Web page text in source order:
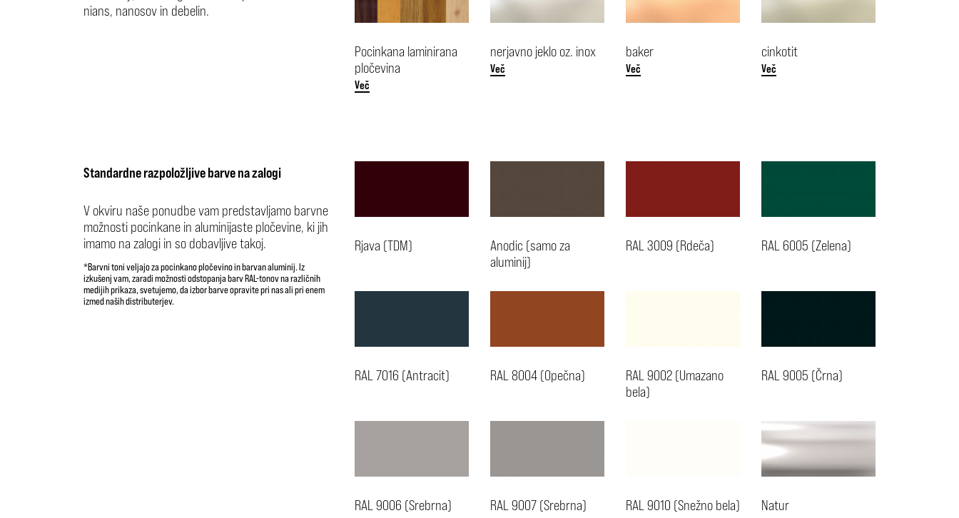
nians, nanosov in debelin.
Pocinkana laminirana
pločevina
Več
nerjavno jeklo oz. inox
Več
baker
Več
cinkotit
Več
Standardne razpoložljive barve na zalogi
V okviru naše ponudbe vam predstavljamo barvne
možnosti pocinkane in aluminijaste pločevine, ki jih
imamo na zalogi in so dobavljive takoj.
*Barvni toni veljajo za pocinkano pločevino in barvan aluminij. Iz
izkušenj vam, zaradi možnosti odstopanja barv RAL-tonov na različnih
medijih prikaza, svetujemo, da izbor barve opravite pri nas ali pri enem
izmed naših distributerjev.
Rjava (TDM)
Anodic (samo za
aluminij)
RAL 3009 (Rdeča) RAL 6005 (Zelena)
RAL 7016 (Antracit) RAL 8004 (Opečna)
RAL 9002 (Umazano
bela)
RAL 9005 (Črna)
RAL 9006 (Srebrna) RAL 9007 (Srebrna) RAL 9010 (Snežno bela) Natur